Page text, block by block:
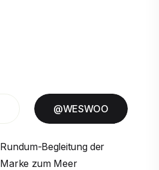
@WESWOO
Rundum-Begleitung der
Marke zum Meer